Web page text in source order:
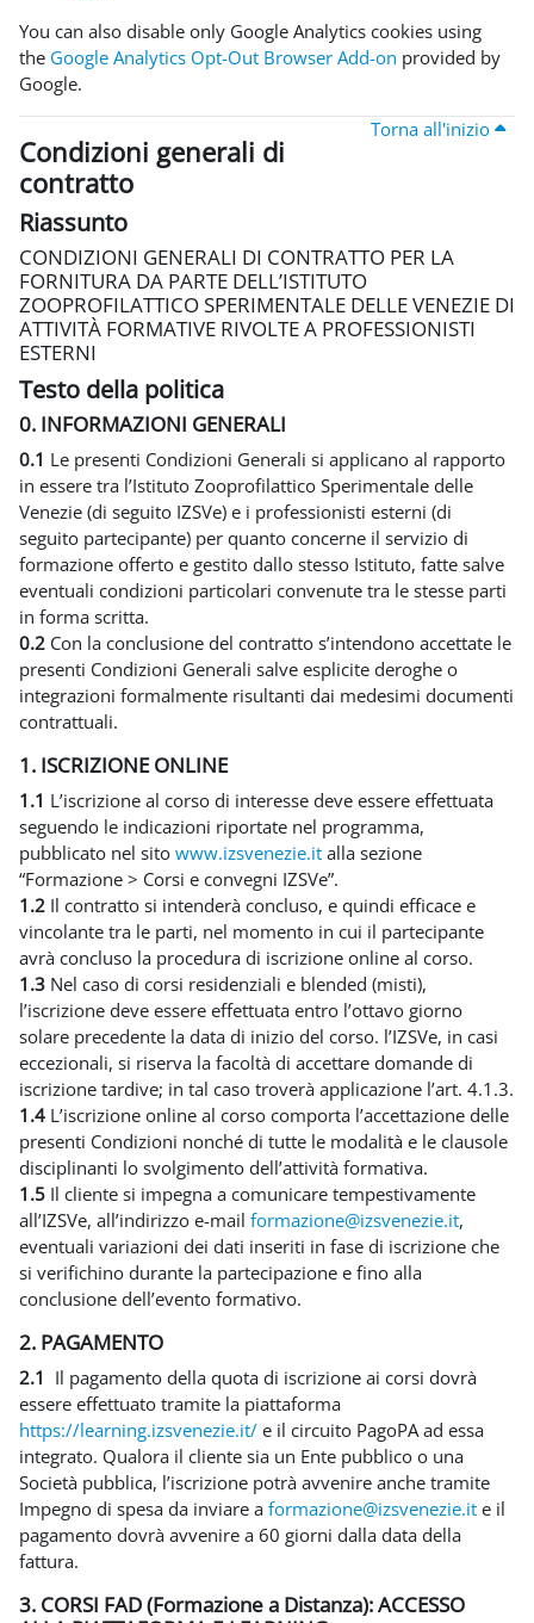
You can also disable only Google Analytics cookies using
the Google Analytics Opt-Out Browser Add-on provided by
Google.
Torna all'inizio
Condizioni generali di
contratto
Riassunto
CONDIZIONI GENERALI DI CONTRATTO PER LA
FORNITURA DA PARTE DELL’ISTITUTO
ZOOPROFILATTICO SPERIMENTALE DELLE VENEZIE DI
ATTIVITÀ FORMATIVE RIVOLTE A PROFESSIONISTI
ESTERNI
Testo della politica
0. INFORMAZIONI GENERALI
0.1 Le presenti Condizioni Generali si applicano al rapporto
in essere tra l’Istituto Zooprofilattico Sperimentale delle
Venezie (di seguito IZSVe) e i professionisti esterni (di
seguito partecipante) per quanto concerne il servizio di
formazione offerto e gestito dallo stesso Istituto, fatte salve
eventuali condizioni particolari convenute tra le stesse parti
in forma scritta.
0.2 Con la conclusione del contratto s’intendono accettate le
presenti Condizioni Generali salve esplicite deroghe o
integrazioni formalmente risultanti dai medesimi documenti
contrattuali.
1. ISCRIZIONE ONLINE
1.1 L’iscrizione al corso di interesse deve essere effettuata
seguendo le indicazioni riportate nel programma,
pubblicato nel sito www.izsvenezie.it alla sezione
“Formazione > Corsi e convegni IZSVe”.
1.2 Il contratto si intenderà concluso, e quindi efficace e
vincolante tra le parti, nel momento in cui il partecipante
avrà concluso la procedura di iscrizione online al corso.
1.3 Nel caso di corsi residenziali e blended (misti),
l’iscrizione deve essere effettuata entro l’ottavo giorno
solare precedente la data di inizio del corso. l’IZSVe, in casi
eccezionali, si riserva la facoltà di accettare domande di
iscrizione tardive; in tal caso troverà applicazione l’art. 4.1.3.
1.4 L’iscrizione online al corso comporta l’accettazione delle
presenti Condizioni nonché di tutte le modalità e le clausole
disciplinanti lo svolgimento dell’attività formativa.
1.5 Il cliente si impegna a comunicare tempestivamente
all’IZSVe, all’indirizzo e-mail formazione@izsvenezie.it,
eventuali variazioni dei dati inseriti in fase di iscrizione che
si verifichino durante la partecipazione e fino alla
conclusione dell’evento formativo.
2. PAGAMENTO
2.1 Il pagamento della quota di iscrizione ai corsi dovrà
essere effettuato tramite la piattaforma
https://learning.izsvenezie.it/ e il circuito PagoPA ad essa
integrato. Qualora il cliente sia un Ente pubblico o una
Società pubblica, l’iscrizione potrà avvenire anche tramite
Impegno di spesa da inviare a formazione@izsvenezie.it e il
pagamento dovrà avvenire a 60 giorni dalla data della
fattura.
3. CORSI FAD (Formazione a Distanza): ACCESSO